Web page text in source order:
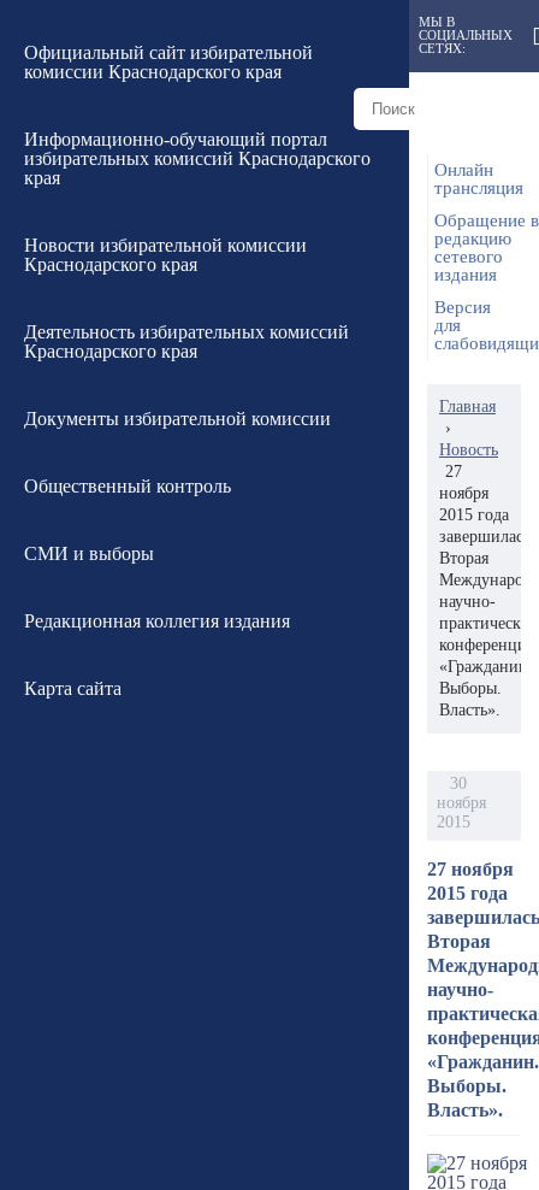
Официальный сайт избирательной
комиссии Краснодарского края
Информационно-обучающий портал
избирательных комиссий Краснодарского
края
Новости избирательной комиссии
Краснодарского края
Деятельность избирательных комиссий
Краснодарского края
Документы избирательной комиссии
Общественный контроль
СМИ и выборы
Редакционная коллегия издания
Карта сайта
МЫ В
СОЦИАЛЬНЫХ
СЕТЯХ:
Онлайн
трансляция
Обращение в
редакцию
сетевого
издания
Версия
для
Главная
›
Новость
27
ноября
2015 года
завершилась
Вторая
научно-
практическая
конференция
«Гражданин.
Выборы.
Власть».
30
ноября
2015
27 ноября
2015 года
завершилась
Вторая
научно-
«Гражданин.
Выборы.
Власть».